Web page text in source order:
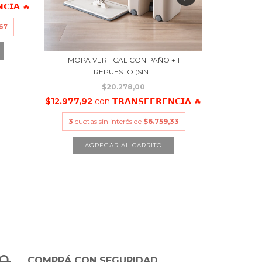
🔥
MOPA VERTICAL CON PAÑO + 1
REPUESTO (SIN...
$20.278,00
$12.977,92 con 𝗧𝗥𝗔𝗡𝗦𝗙𝗘𝗥𝗘𝗡𝗖𝗜𝗔 🔥
3 cuotas sin interés de $6.759,33